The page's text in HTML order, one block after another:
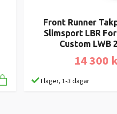
Front Runner
Slimsport LBR
Custom LWB
14 300
I lager, 1-3 dagar